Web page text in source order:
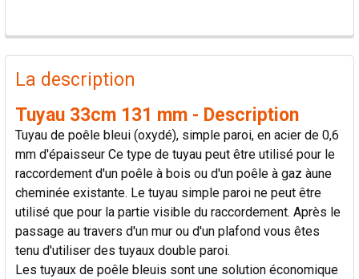
PRODUITS
FRÉQUEMMENT
ACHETÉS
TOUT
SÉLECTIONNER
AJOUTER
LA
SÉLECTION
AU PANIER
La description
Tuyau 33cm 131 mm - Description
Tuyau de poêle bleui (oxydé), simple paroi, en acier de 0,6
mm d'épaisseur Ce type de tuyau peut être utilisé pour le
raccordement d'un poêle à bois ou d'un poêle à gaz àune
cheminée existante. Le tuyau simple paroi ne peut être
utilisé que pour la partie visible du raccordement. Après le
passage au travers d'un mur ou d'un plafond vous êtes
tenu d'utiliser des tuyaux double paroi.
Les tuyaux de poêle bleuis sont une solution économique